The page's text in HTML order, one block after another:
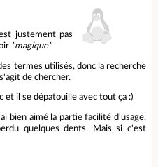
justement pas
"magique"
termes utilisés, donc la recherche
de chercher.
et il se dépatouille avec tout ça :)
bien aimé la partie facilité d'usage,
quelques dents. Mais si c'est